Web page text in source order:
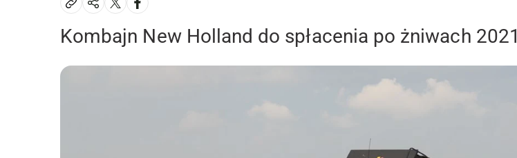
Kombajn New Holland do spłacenia po żniwach 2021